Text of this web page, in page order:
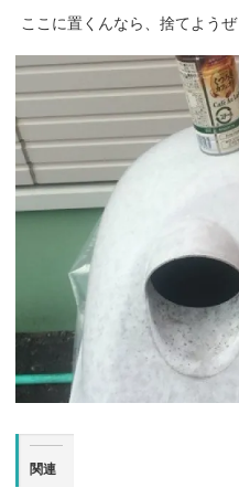
ここに置くんなら、捨てようぜ
関連